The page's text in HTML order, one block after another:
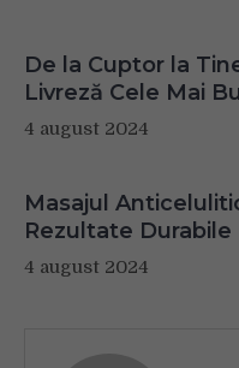
De la Cuptor la
Livreză Cele Mai
4 august 2024
Masajul
Rezultate Durabile
4 august 2024